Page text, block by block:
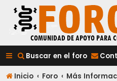
Buscar en el foro
Inicio Foro Más